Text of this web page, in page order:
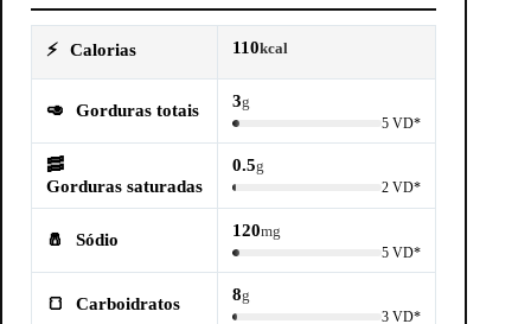
⚡ Calorias 110kcal
🥑 Gorduras totais 3g
5 VD*
🥓
Gorduras saturadas
0.5g
2 VD*
🧂 Sódio 120mg
5 VD*
🍞 Carboidratos 8g
3 VD*